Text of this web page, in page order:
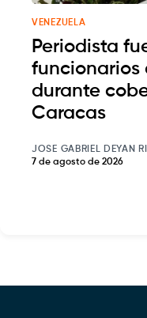
VENEZUELA
Periodista
funcionarios
durante
Caracas
JOSE GABRIEL DEYAN
7 de agosto de 2026